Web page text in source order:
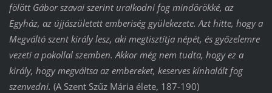
fölött Gábor szavai szerint uralkodni fog mindörökké, az
Egyház, az újjászületett emberiség gyülekezete. Azt hitte, hogy a
Megváltó szent király lesz, aki megtisztítja népét, és győzelemre
vezeti a pokollal szemben. Akkor még nem tudta, hogy ez a
király, hogy megváltsa az embereket, keserves kínhalált fog
szenvedni. (A Szent Szűz Mária élete, 187-190)